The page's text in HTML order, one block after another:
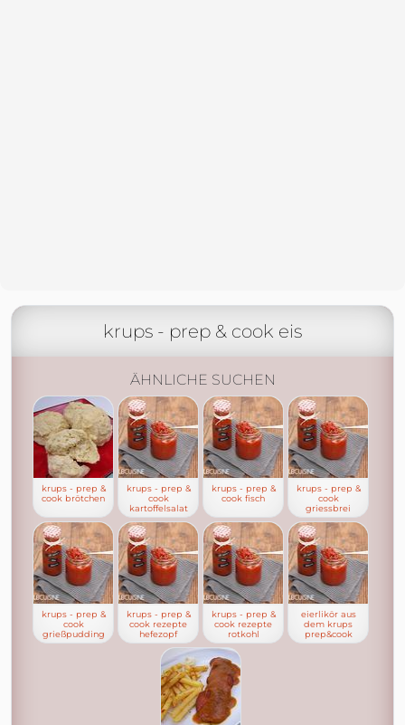
krups - prep & cook eis
ÄHNLICHE SUCHEN
krups - prep &
cook brötchen
krups - prep &
cook
kartoffelsalat
krups - prep &
cook fisch
krups - prep &
cook
griessbrei
krups - prep &
cook
grießpudding
krups - prep &
cook rezepte
hefezopf
krups - prep &
cook rezepte
rotkohl
eierlikör aus
dem krups
prep&cook